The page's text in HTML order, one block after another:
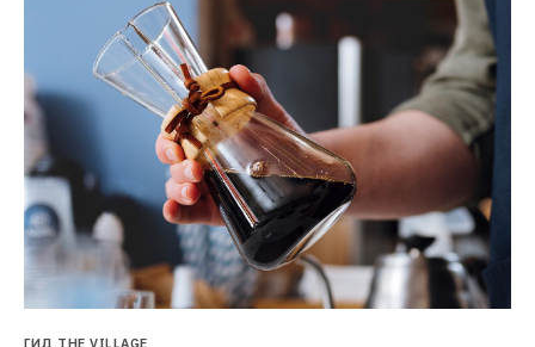
ГИД THE VILLAGE